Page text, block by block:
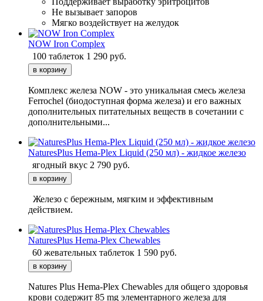
Не вызывает запоров
Мягко воздействует на желудок
NOW Iron Complex
100 таблеток 1 290 руб.
Комплекс железа NOW - это уникальная смесь железа
Ferrochel (биодоступная форма железа) и его важных
дополнительных питательных веществ в сочетании с
дополнительными...
NaturesPlus Hema-Plex Liquid (250 мл) - жидкое железо
ягодный вкус 2 790 руб.
Железо с бережным, мягким и эффективным
действием.
NaturesPlus Hema-Plex Chewables
60 жевательных таблеток 1 590 руб.
Natures Plus Hema-Plex Chewables для общего здоровья
крови содержит 85 mg элементарного железа для